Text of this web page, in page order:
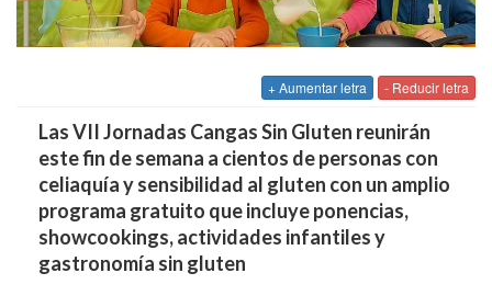
+ Aumentar letra - Reducir letra
Las VII Jornadas Cangas Sin Gluten reunirán
este fin de semana a cientos de personas con
celiaquía y sensibilidad al gluten con un amplio
programa gratuito que incluye ponencias,
showcookings, actividades infantiles y
gastronomía sin gluten